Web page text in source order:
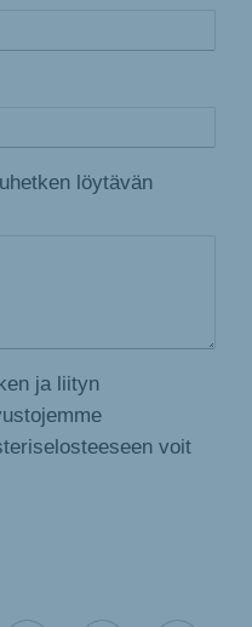
löytävän
ja liityn
voit